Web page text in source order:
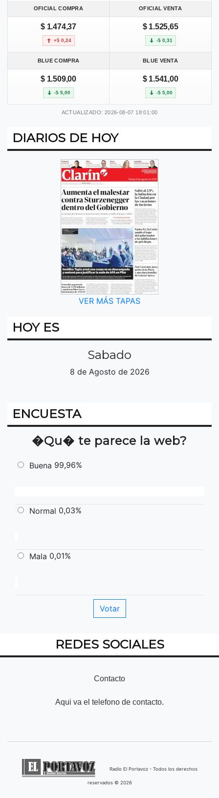
OFICIAL COMPRA OFICIAL VENTA
$ 1.474,37
+$ 0,24
$ 1.525,65
-$ 0,31
BLUE COMPRA BLUE VENTA
$ 1.509,00
-$ 5,00
$ 1.541,00
-$ 5,00
ACTUALIZADO: 2026-08-07 18:01:00
DIARIOS DE HOY
VER MÁS TAPAS
HOY ES
Sabado
8 de Agosto de 2026
ENCUESTA
�Qu� te parece la web?
Buena 99,96%
Normal 0,03%
Mala 0,01%
REDES SOCIALES
Contacto
Aqui va el telefono de contacto.
Radio El Portavoz - Todos los derechos
reservados © 2026